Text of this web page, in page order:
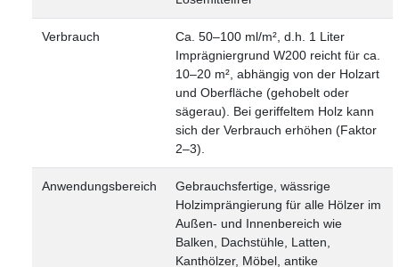
Verbrauch
Ca. 50–100 ml/m², d.h. 1 Liter
Imprägniergrund W200 reicht für ca.
10–20 m², abhängig von der Holzart
und Oberfläche (gehobelt oder
sägerau). Bei geriffeltem Holz kann
sich der Verbrauch erhöhen (Faktor
2–3).
Anwendungsbereich
Gebrauchsfertige, wässrige
Holzimprängierung für alle Hölzer im
Außen- und Innenbereich wie
Balken, Dachstühle, Latten,
Kanthölzer, Möbel, antike